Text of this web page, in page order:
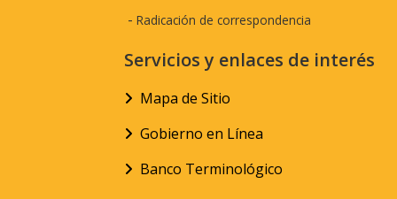
- Radicación de correspondencia
Servicios y enlaces de interés
Mapa de Sitio
Gobierno en Línea
Banco Terminológico